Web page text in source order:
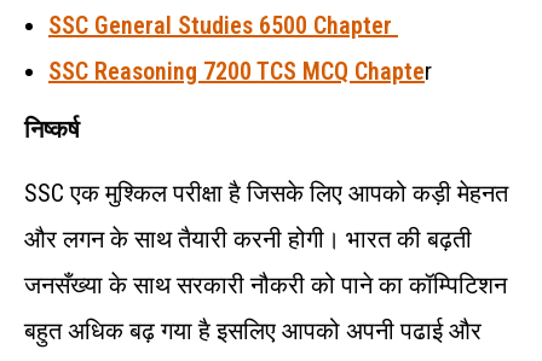
SSC General Studies 6500 Chapter
SSC Reasoning 7200 TCS MCQ Chapter
निष्कर्ष
SSC एक मुश्किल परीक्षा है जिसके लिए आपको कड़ी मेहनत
और लगन के साथ तैयारी करनी होगी। भारत की बढ़ती
जनसँख्या के साथ सरकारी नौकरी को पाने का कॉम्पिटिशन
बहुत अधिक बढ़ गया है इसलिए आपको अपनी पढाई और